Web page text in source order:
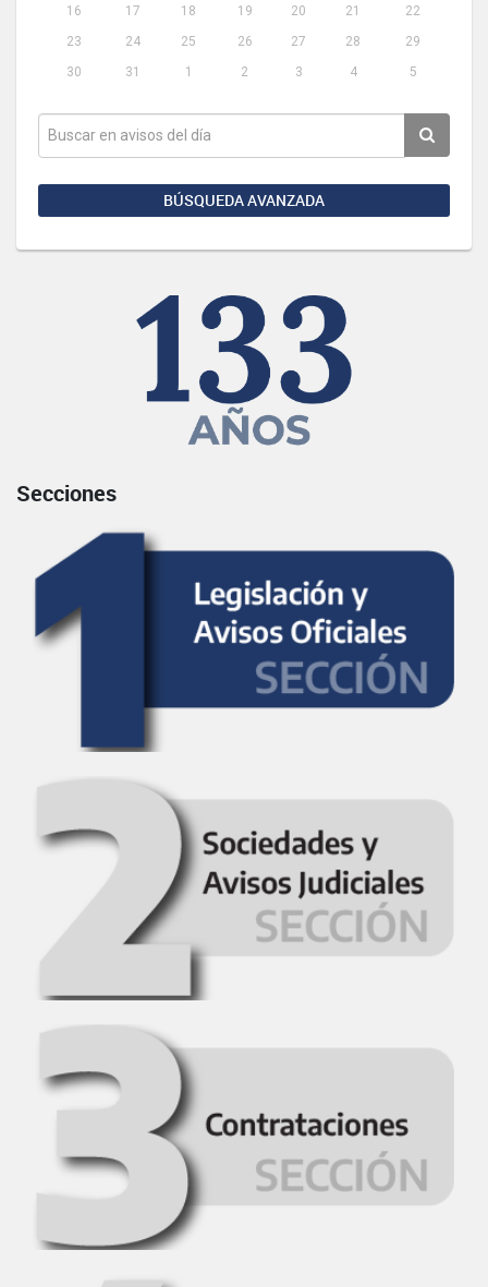
16
17 18 19 20 21
22
23
24 25 26 27 28
29
30
31 1 2 3 4 5
BÚSQUEDA AVANZADA
Secciones